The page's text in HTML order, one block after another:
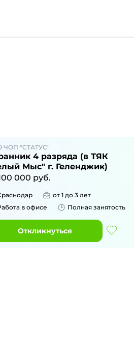
ЧОП "СТАТУС"
4 разряда (в ТЯК
Мыс" г. Геленджик)
000 руб.
от 1 до 3 лет
в офисе
Полная занятость
Откликнуться